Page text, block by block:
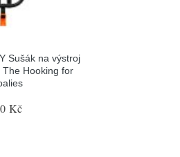
Sušák na výstroj
The Hooking for
Kč